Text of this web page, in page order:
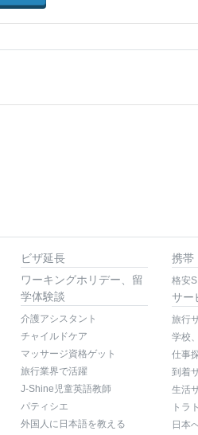
ビザ延長
ワーキングホリデー、留
学体験談
介護アシスタント
チャイルドケア
マッサージ資格ゲット
旅行業界で活躍
J-Shine児童英語教師
パティシエ
外国人に日本語を教える
携帯
格安
サー
旅行
学校
仕事
到着
生活
トラ
日本